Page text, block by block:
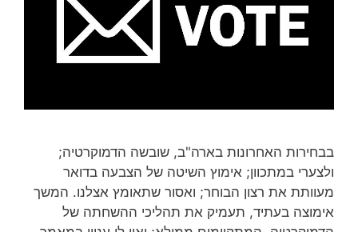
בבחירות האחרונות בארה"ב, שובשה הדמוקרטיה;
ולצערי במתכוון; אימוץ השיטה של הצבעה בדואר
מעוותת את רצון הבוחר; ואסור שתאומץ אצלנו. המשך
אימוצה בעתיד, תעמיק את תהליכי ההשחתה של